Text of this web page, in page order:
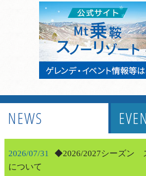
NEWS
2026/07/31
◆2026/2027シーズン
について